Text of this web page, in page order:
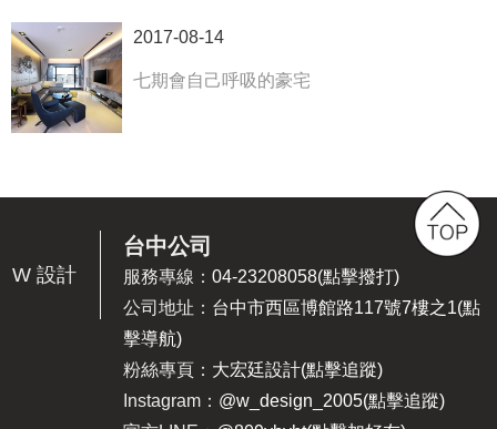
2017-08-14
七期會自己呼吸的豪宅
W 設計
台中公司
服務專線：04-23208058(點擊撥打)
公司地址： 台中市西區博館路117號7樓之1(點
擊導航)
粉絲專頁： 大宏廷設計(點擊追蹤)
Instagram： @w_design_2005(點擊追蹤)